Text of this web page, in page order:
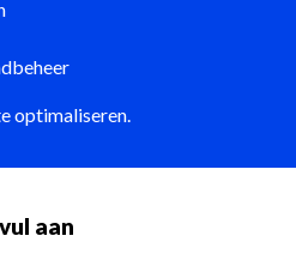
optimaliseren.
aan